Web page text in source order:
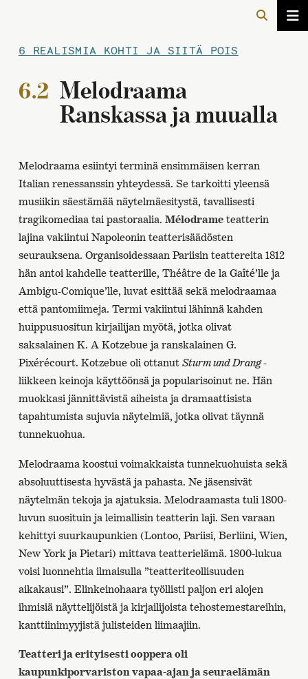
6 REALISMIA KOHTI JA SIITÄ POIS
6.2 Melodraama
Ranskassa ja muualla
Melodraama esiintyi terminä ensimmäisen kerran
Italian renessanssin yhteydessä. Se tarkoitti yleensä
musiikin säestämää näytelmäesitystä, tavallisesti
tragikomediaa tai pastoraalia. Mélodrameteatterin
lajina vakiintui Napoleonin teatterisäädösten
seurauksena. Organisoidessaan Pariisin teattereita 1812
hän antoi kahdelle teatterille, Théâtre de la Gaîté’lle ja
Ambigu-Comique’lle, luvat esittää sekä melodraamaa
että pantomiimeja. Termi vakiintui lähinnä kahden
huippusuositun kirjailijan myötä, jotka olivat
saksalainen K. A Kotzebue ja ranskalainen G.
Pixérécourt. Kotzebue oli ottanut Sturm und Drang-
liikkeen keinoja käyttöönsä ja popularisoinut ne. Hän
muokkasi jännittävistä aiheista ja dramaattisista
tapahtumista sujuvia näytelmiä, jotka olivat täynnä
tunnekuohua.
Melodraama koostui voimakkaista tunnekuohuista sekä
absoluuttisesta hyvästä ja pahasta. Ne jäsensivät
näytelmän tekoja ja ajatuksia. Melodraamasta tuli 1800-
luvun suosituin ja leimallisin teatterin laji. Sen varaan
kehittyi suurkaupunkien (Lontoo, Pariisi, Berliini, Wien,
New York ja Pietari) mittava teatterielämä. 1800-lukua
voisi luonnehtia ilmaisulla ”teatteriteollisuuden
aikakausi”. Elinkeinohaara työllisti paljon eri alojen
ihmisiä näyttelijöistä ja kirjailijoista tehostemestareihin,
kanttiinimyyjistä julisteiden liimaajiin.
Teatteri ja erityisesti ooppera oli
kaupunkiporvariston vapaa-ajan ja seuraelämän